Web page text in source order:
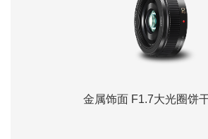
金属饰面 F1.7大光圈饼